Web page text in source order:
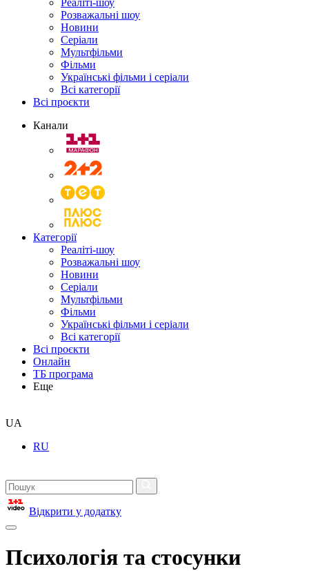
Реаліті-шоу
Розважальні шоу
Новини
Серіали
Мультфільми
Фільми
Українські фільми і серіали
Всі категорії
Всі проєкти
Канали
Категорії
Реаліті-шоу
Розважальні шоу
Новини
Серіали
Мультфільми
Фільми
Українські фільми і серіали
Всі категорії
Всі проєкти
Онлайн
ТБ програма
Еще
UA
RU
Відкрити у додатку
Психологія та стосунки